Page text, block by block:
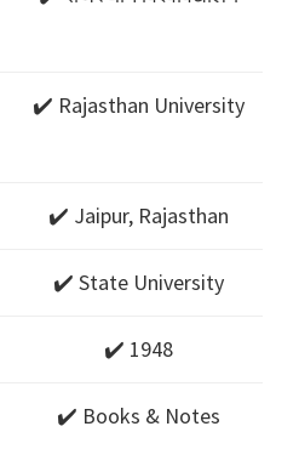
✔️ Rajasthan University
✔️ Jaipur, Rajasthan
✔️ State University
✔️ 1948
✔️ Books & Notes